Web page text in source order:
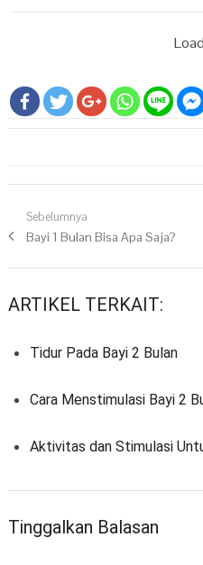
Navigasi pos
Sebelumnya
Previous post:
Bayi 1 Bulan Bisa Apa Saja?
ARTIKEL TERKAIT:
Tidur Pada Bayi 2 Bulan
Cara Menstimulasi Bayi 2
Aktivitas dan Stimulasi
Tinggalkan Balasan